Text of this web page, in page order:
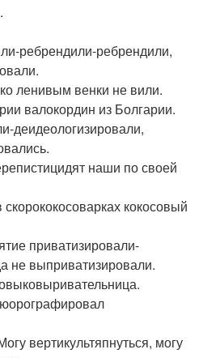
ребрендили-ребрендили,
ленивым венки не вили.
валокордин из Болгарии.
деидеологизировали,
наши по своей
кокосовый
приватизировали-
не выприватизировали.
вертикультяпнуться, могу